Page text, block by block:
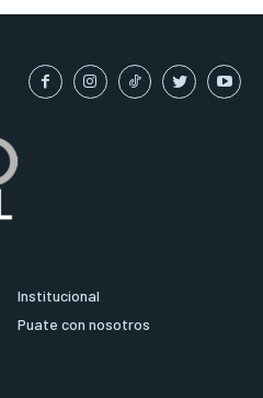
Institucional
Puate con nosotros